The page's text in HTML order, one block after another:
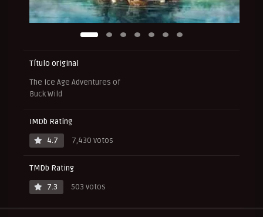
Título original
The Ice Age Adventures of
Buck Wild
IMDb Rating
4.7
7,430 votos
TMDb Rating
7.3
503 votos